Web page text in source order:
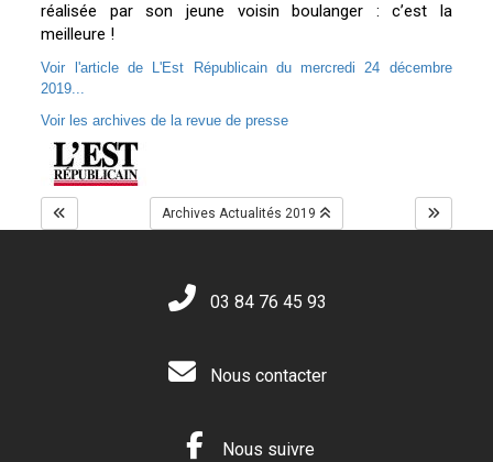
réalisée par son jeune voisin boulanger : c’est la
meilleure !
Voir l'article de L'Est Républicain du mercredi 24 décembre
2019...
Voir les archives de la revue de presse
Archives Actualités 2019
03 84 76 45 93
Nous contacter
Nous suivre